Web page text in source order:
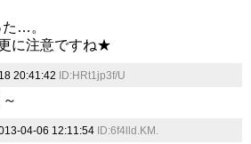
…。
に注意ですね★
20:41:42 ID:HRt1jp3f/U
04-06 12:11:54 ID:6f4lld.KM.